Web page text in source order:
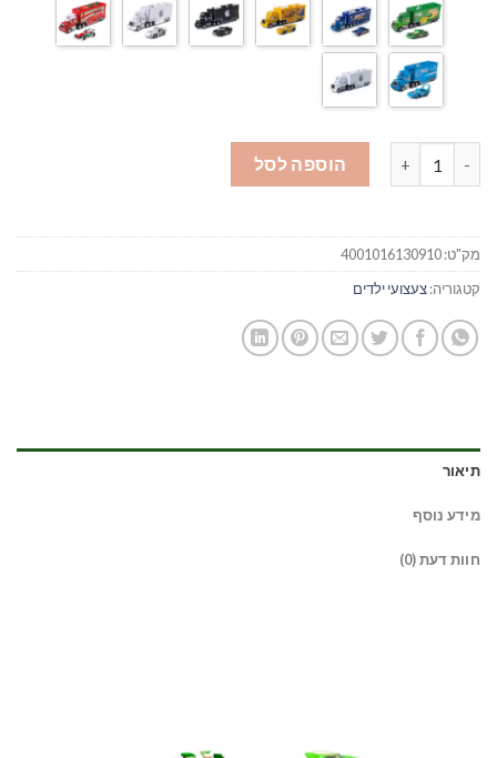
כמות של דיסני פיקסאר מכוניות
הוספה לסל
מק"ט:4001016130910
קטגוריה:צעצועי ילדים
תיאור
מידע נוסף
חוות דעת (0)